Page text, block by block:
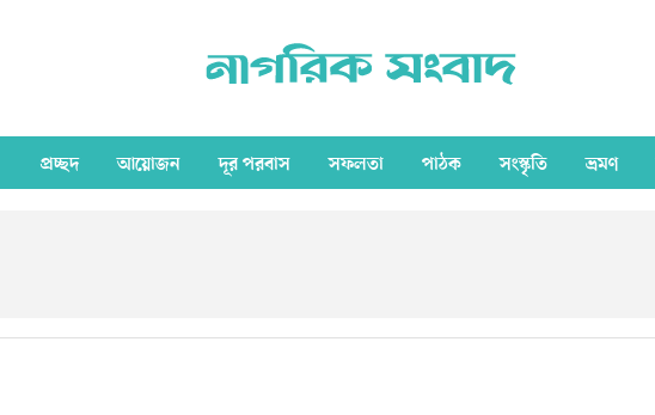
প্রচ্ছদ আয়োজন দূর পরবাস সফলতা পাঠক সংস্কৃতি ভ্রমণ